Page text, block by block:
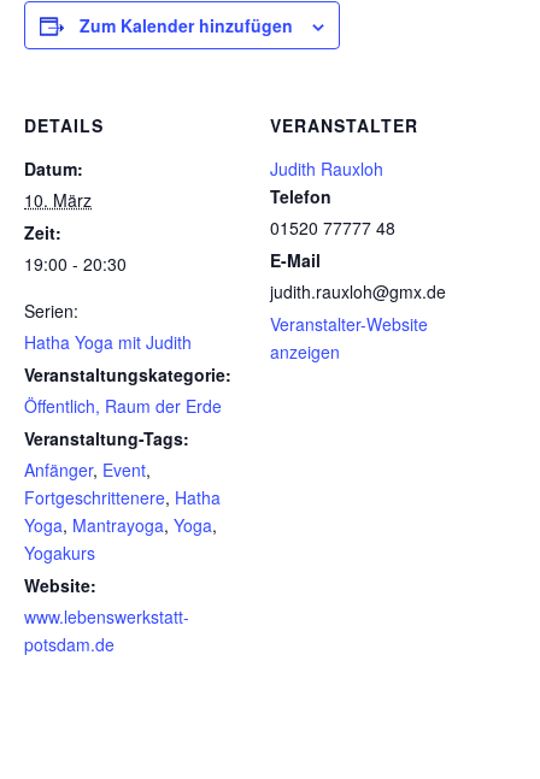
Zum Kalender hinzufügen
DETAILS
Datum:
10. März
Zeit:
19:00 - 20:30
Serien:
Hatha Yoga mit Judith
Veranstaltungskategorie:
Öffentlich, Raum der Erde
Veranstaltung-Tags:
Anfänger, Event,
Fortgeschrittenere, Hatha
Yoga, Mantrayoga, Yoga,
Yogakurs
Website:
www.lebenswerkstatt-
potsdam.de
VERANSTALTER
Judith Rauxloh
Telefon
01520 77777 48
E-Mail
judith.rauxloh@gmx.de
Veranstalter-Website
anzeigen